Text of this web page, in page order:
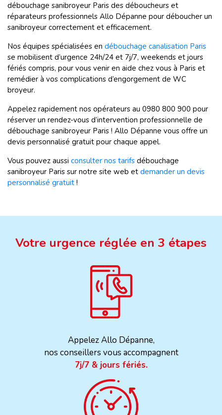
débouchage sanibroyeur Paris des déboucheurs et
réparateurs professionnels Allo Dépanne pour déboucher un
sanibroyeur correctement et efficacement.
Nos équipes spécialisées en débouchage canalisation Paris
se mobilisent d’urgence 24h/24 et 7j/7, weekends et jours
fériés compris, pour vous venir en aide chez vous à Paris et
remédier à vos complications d’engorgement de WC
broyeur.
Appelez rapidement nos opérateurs au 0980 800 900 pour
réserver un rendez-vous d’intervention professionnelle de
débouchage sanibroyeur Paris ! Allo Dépanne vous offre un
devis personnalisé gratuit pour chaque appel.
Vous pouvez aussi consulter nos tarifs débouchage
sanibroyeur Paris sur notre site web et demander un devis
personnalisé gratuit !
Votre urgence réglée en 3 étapes
Appelez Allo Dépanne,
nos conseillers vous accompagnent
7j/7 & jours fériés.